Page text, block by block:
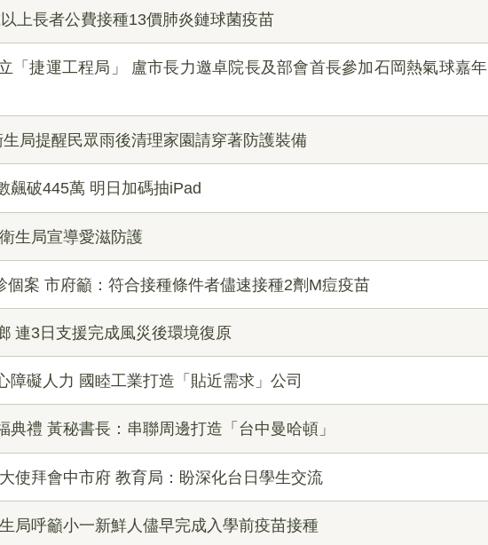
上長者公費接種13價肺炎鏈球菌疫苗
「捷運工程局」 盧市長力邀卓院長及部會首長參加石岡熱氣球嘉年
局提醒民眾雨後清理家園請穿著防護裝備
飆破445萬 明日加碼抽iPad
生局宣導愛滋防護
個案 市府籲：符合接種條件者儘速接種2劑M痘疫苗
連3日支援完成風災後環境復原
障礙人力 國睦工業打造「貼近需求」公司
禮 黃秘書長：串聯周邊打造「台中曼哈頓」
使拜會中市府 教育局：盼深化台日學生交流
局呼籲小一新鮮人儘早完成入學前疫苗接種